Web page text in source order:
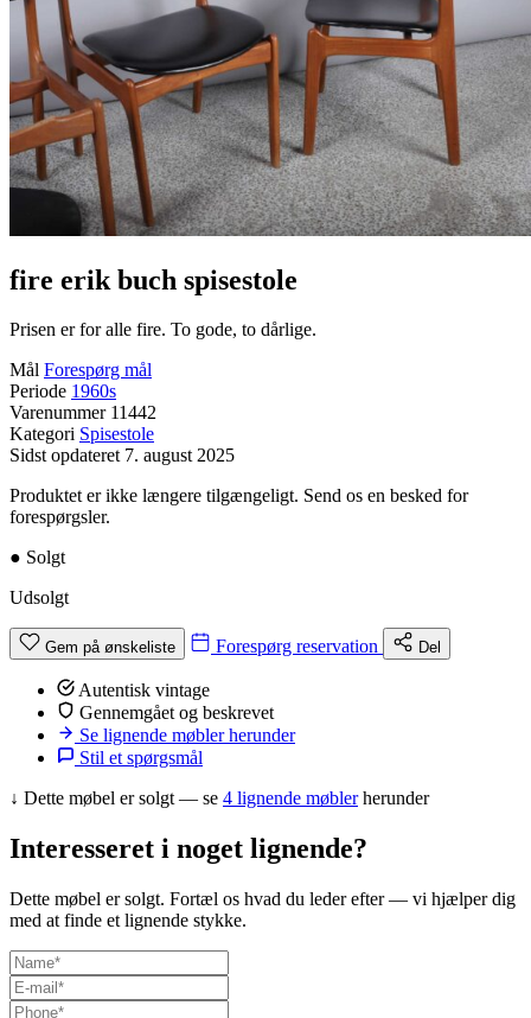
fire erik buch spisestole
Prisen er for alle fire. To gode, to dårlige.
Mål Forespørg mål
Periode 1960s
Varenummer 11442
Kategori Spisestole
Sidst opdateret 7. august 2025
Produktet er ikke længere tilgængeligt. Send os en besked for
forespørgsler.
● Solgt
Udsolgt
Gem på ønskeliste Forespørg reservation Del
Autentisk vintage
Gennemgået og beskrevet
Se lignende møbler herunder
Stil et spørgsmål
↓ Dette møbel er solgt — se 4 lignende møblerherunder
Interesseret i noget lignende?
Dette møbel er solgt. Fortæl os hvad du leder efter — vi hjælper dig
med at finde et lignende stykke.